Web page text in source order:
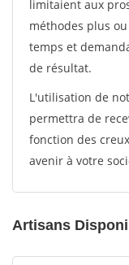
limitaient aux
méthodes plus
temps et
de résultat.
L'utilisation de
permettra de
fonction des
avenir à votre
Artisans